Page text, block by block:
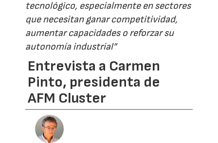
tecnológico, especialmente en sectores
que necesitan ganar competitividad,
aumentar capacidades o reforzar su
autonomía industrial”
Entrevista a Carmen
Pinto, presidenta de
AFM Cluster